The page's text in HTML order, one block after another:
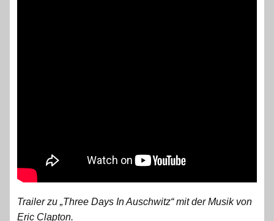
Trailer zu „Three Days In Auschwitz“ mit der Musik von
Eric Clapton.